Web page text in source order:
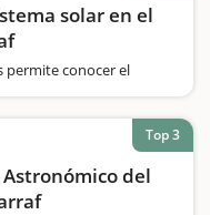
solar en el
permite conocer el
uno de los ocho
el sistema solar,
del
Top 3